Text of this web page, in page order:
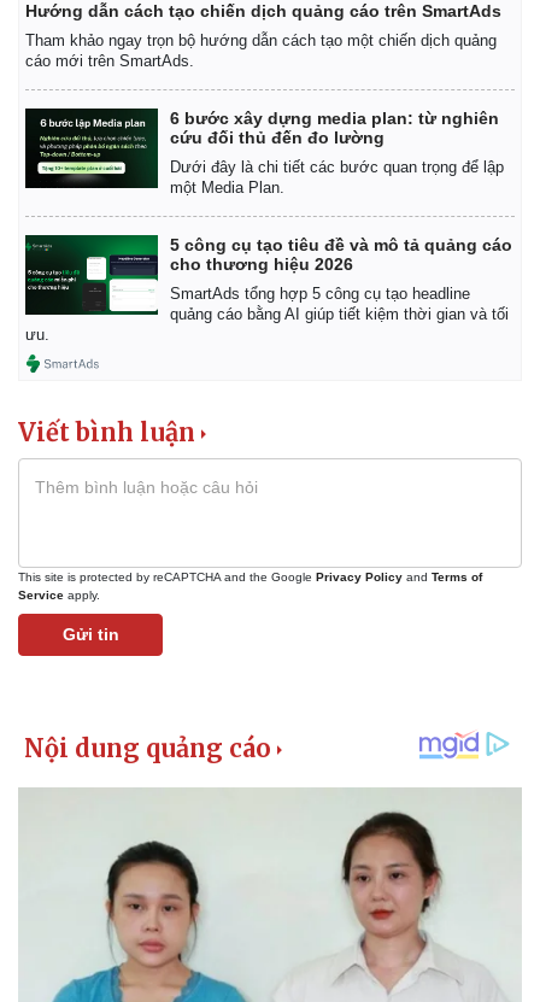
Hướng dẫn cách tạo chiến dịch quảng cáo trên SmartAds
Tham khảo ngay trọn bộ hướng dẫn cách tạo một chiến dịch quảng
cáo mới trên SmartAds.
6 bước xây dựng media plan: từ nghiên
cứu đối thủ đến đo lường
Dưới đây là chi tiết các bước quan trọng để lập
một Media Plan.
5 công cụ tạo tiêu đề và mô tả quảng cáo
cho thương hiệu 2026
SmartAds tổng hợp 5 công cụ tạo headline
quảng cáo bằng AI giúp tiết kiệm thời gian và tối
ưu.
Viết bình luận
This site is protected by reCAPTCHA and the Google Privacy Policy and Terms of
Service apply.
Gửi tin